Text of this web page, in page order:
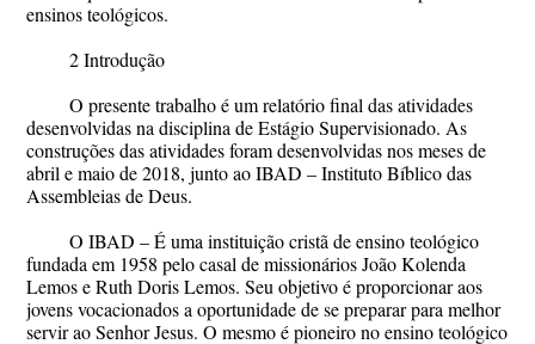
ensinos teológicos.
2 Introdução
O presente trabalho é um relatório final das atividades
desenvolvidas na disciplina de Estágio Supervisionado. As
construções das atividades foram desenvolvidas nos meses de
abril e maio de 2018, junto ao IBAD – Instituto Bíblico das
Assembleias de Deus.
O IBAD – É uma instituição cristã de ensino teológico
fundada em 1958 pelo casal de missionários João Kolenda
Lemos e Ruth Doris Lemos. Seu objetivo é proporcionar aos
jovens vocacionados a oportunidade de se preparar para melhor
servir ao Senhor Jesus. O mesmo é pioneiro no ensino teológico